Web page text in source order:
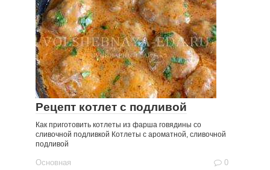
Рецепт котлет с подливой
Как приготовить котлеты из фарша говядины со
сливочной подливкой Котлеты с ароматной, сливочной
подливой
Основная 0